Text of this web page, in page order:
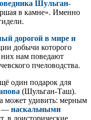
Шульган-
в камне». Именно
дорогой в мире и
добычи которого
нам поведают
пчеловодства.
один подарок для
(Шульган-Таш).
может удивить: мерным
— наскальными
в доисторические